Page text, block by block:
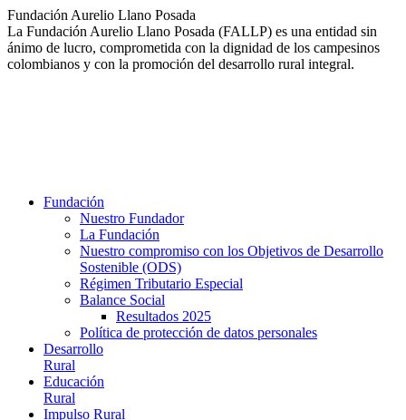
Saltar
al
contenido
Fundación Aurelio Llano Posada
La Fundación Aurelio Llano Posada (FALLP) es una entidad sin
ánimo de lucro, comprometida con la dignidad de los campesinos
colombianos y con la promoción del desarrollo rural integral.
Fundación
Nuestro Fundador
La Fundación
Nuestro compromiso con los Objetivos de Desarrollo
Sostenible (ODS)
Régimen Tributario Especial
Balance Social
Resultados 2025
Política de protección de datos personales
Desarrollo
Rural
Educación
Rural
Impulso Rural